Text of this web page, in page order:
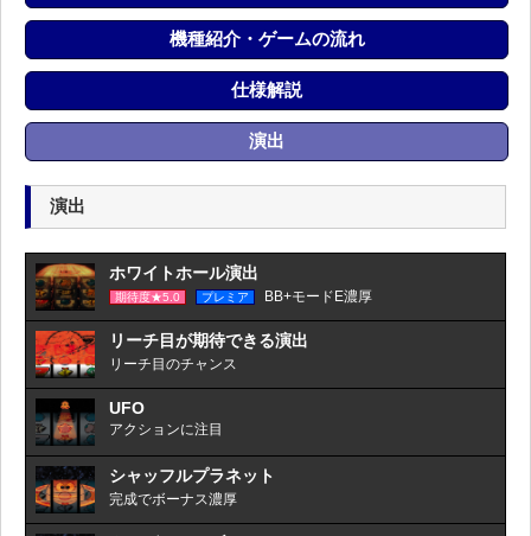
機種紹介・ゲームの流れ
仕様解説
演出
演出
ホワイトホール演出
期待度★5.0 プレミア BB+モードE濃厚
リーチ目が期待できる演出
リーチ目のチャンス
UFO
アクションに注目
シャッフルプラネット
完成でボーナス濃厚